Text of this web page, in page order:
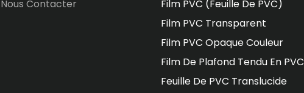
Nous Contacter
Film PVC (feuille De PVC)
Film PVC Transparent
Film PVC Opaque Couleur
Film De Plafond Tendu En PVC
Feuille De PVC Translucide